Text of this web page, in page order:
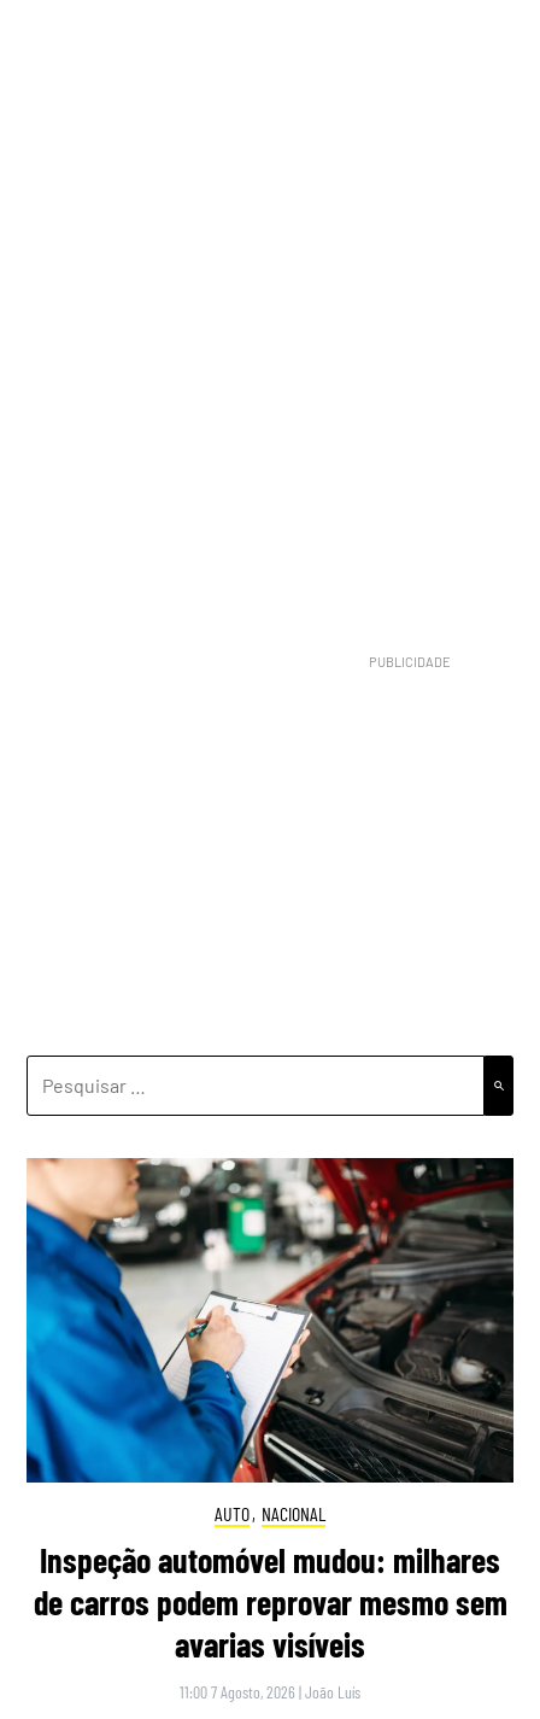
AUTO, NACIONAL
Inspeção automóvel mudou: milhares
de carros podem reprovar mesmo sem
avarias visíveis
11:00 7 Agosto, 2026 |João Luís